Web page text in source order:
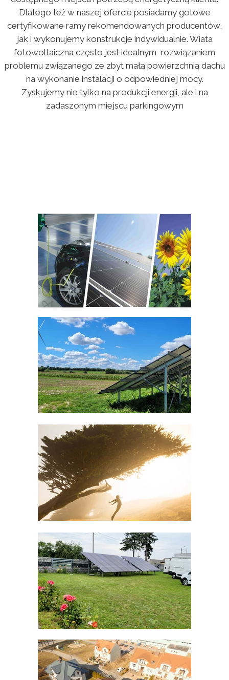
Dlatego też w naszej ofercie posiadamy gotowe
certyfikowane ramy rekomendowanych producentów,
jak i wykonujemy konstrukcje indywidualnie. Wiata
fotowoltaiczna często jest idealnym rozwiązaniem
problemu związanego ze zbyt małą powierzchnią dachu
na wykonanie instalacji o odpowiedniej mocy.
Zyskujemy nie tylko na produkcji energii, ale i na
zadaszonym miejscu parkingowym